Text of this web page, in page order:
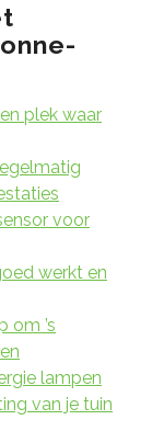
plek waar
voor
werkt en
om ’s
lampen
van je tuin